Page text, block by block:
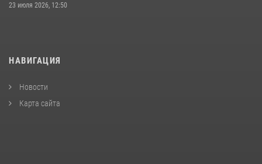
23 июля 2026, 12:50
НАВИГАЦИЯ
Новости
Карта сайта